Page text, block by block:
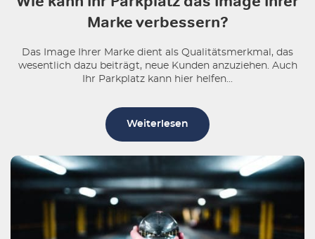
Marke verbessern?
Das Image Ihrer Marke dient als Qualitätsmerkmal, das
wesentlich dazu beiträgt, neue Kunden anzuziehen. Auch
Ihr Parkplatz kann hier helfen...
Weiterlesen